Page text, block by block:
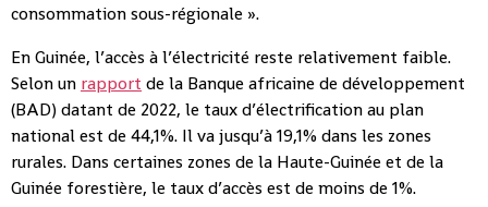
consommation sous-régionale ».
En Guinée, l’accès à l’électricité reste relativement faible.
Selon un rapport de la Banque africaine de développement
(BAD) datant de 2022, le taux d’électrification au plan
national est de 44,1%. Il va jusqu’à 19,1% dans les zones
rurales. Dans certaines zones de la Haute-Guinée et de la
Guinée forestière, le taux d’accès est de moins de 1%.